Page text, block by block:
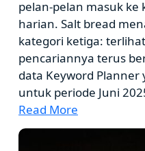
pelan-pelan masuk ke
harian. Salt bread
kategori ketiga:
pencariannya terus
data Keyword
untuk periode Juni
Read More